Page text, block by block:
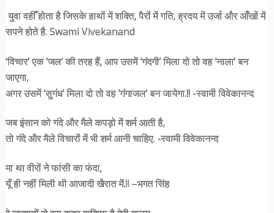
युवा वहीँ होता है जिसके हाथों में शक्ति, पैरों में गति, ह्रदय में उर्जा और आँखों में
सपने होते है. Swami Vivekanand
‘विचार’ एक ‘जल’ की तरह हैं, आप उसमें ‘गंदगी’ मिला दो तो वह ‘नाला’ बन
जाएगा,
अगर उसमें ‘सुगंध’ मिला दो तो वह ‘गंगाजल’ बन जायेगा.!! -स्वामी विवेकानन्द
जब इंसान को गंदे और मैले कपड़ो में शर्म आती है,
तो गंदे और मैले विचारों में भी शर्म आनी चाहिए. -स्वामी विवेकानन्द
मा था वीरों ने फांसी का फंदा,
यूँ ही नहीं मिली थी आजादी खैरात में.!! –भगत सिंह